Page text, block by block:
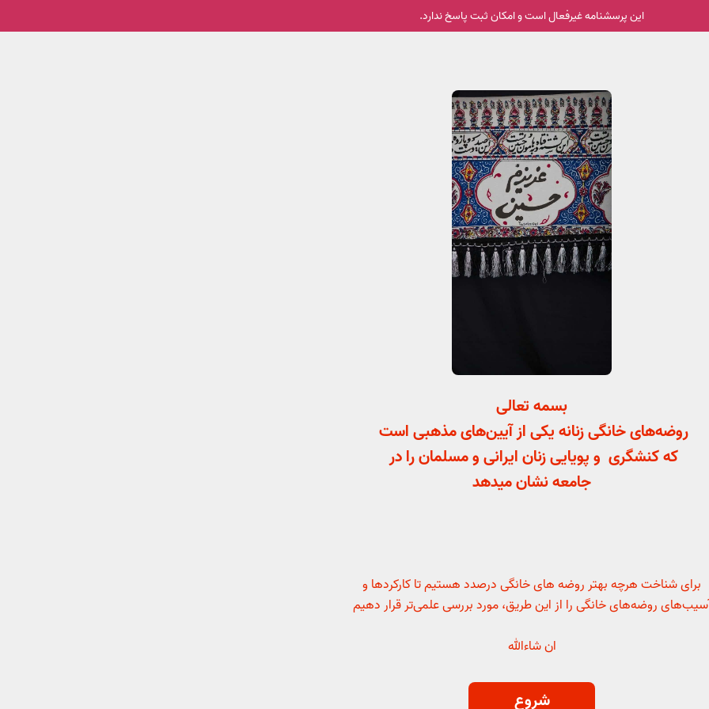
این پرسشنامه غیر‌فعال است و امکان ثبت پاسخ ندارد.
بسمه تعالی
روضه‌های خانگی زنانه یکی از آیین‌های مذهبی است
که کنشگری و پویایی زنان ایرانی و مسلمان را در
جامعه نشان میدهد
برای شناخت هرچه بهتر روضه های خانگی درصدد هستیم تا کارکردها و
روضه‌های خانگی را از این طریق، مورد بررسی علمی‌تر قرار دهیم
ان شاءالله
شروع